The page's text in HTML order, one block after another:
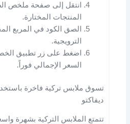
انتقل إلى صفحة ملخص
المنتجات المختارة.
الصق الكود في المربع
الترويجية.
اضغط على زر تطبيق
السعر الإجمالي فوراً.
تسوق ملابس تركية فاخرة
ديفاكتو
تتمتع الملابس التركية بشهرة